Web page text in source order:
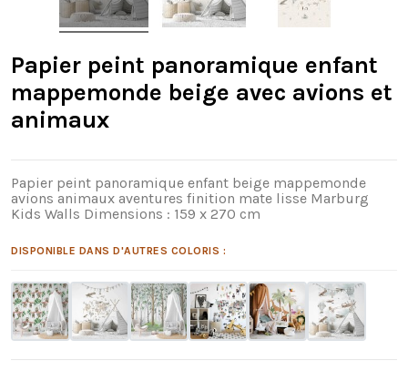
Papier peint panoramique enfant
mappemonde beige avec avions et
animaux
Papier peint panoramique enfant beige mappemonde
avions animaux aventures finition mate lisse Marburg
Kids Walls Dimensions : 159 x 270 cm
DISPONIBLE DANS D'AUTRES COLORIS :